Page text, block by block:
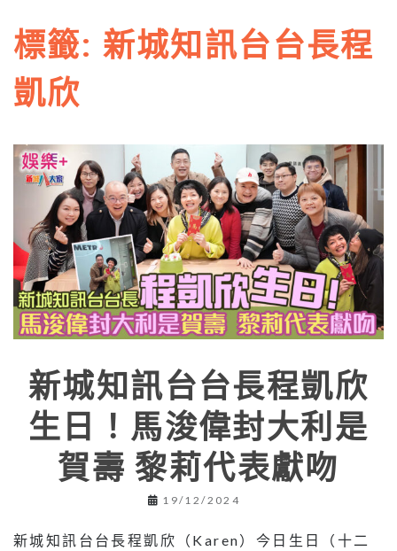
標籤: 新城知訊台台長程
凱欣
新城知訊台台長程凱欣
生日！馬浚偉封大利是
賀壽 黎莉代表獻吻
19/12/2024
新城知訊台台長程凱欣（Karen）今日生日（十二